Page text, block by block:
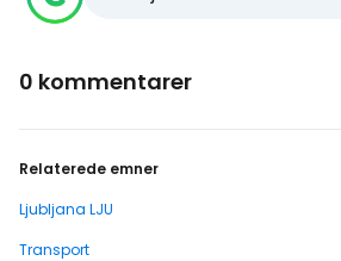
0 kommentarer
Relaterede emner
Ljubljana LJU
Transport